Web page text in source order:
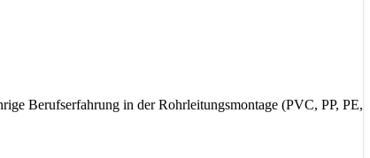
Berufserfahrung in der Rohrleitungsmontage (PVC, PP, PE,